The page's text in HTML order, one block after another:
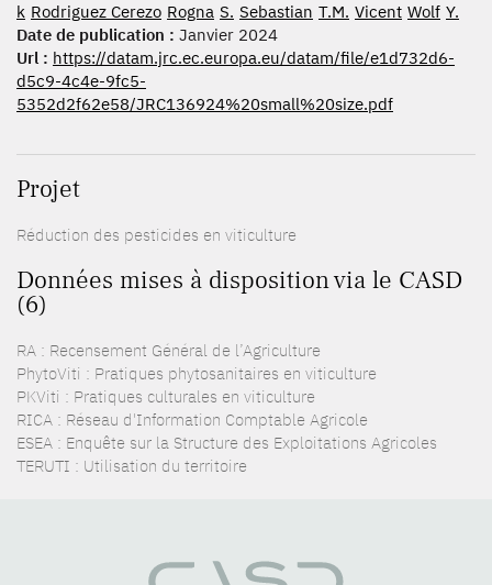
k Rodriguez Cerezo Rogna S. Sebastian T.M. Vicent Wolf Y.
Date de publication : Janvier 2024
Url : https://datam.jrc.ec.europa.eu/datam/file/e1d732d6-
d5c9-4c4e-9fc5-
5352d2f62e58/JRC136924%20small%20size.pdf
Projet
Réduction des pesticides en viticulture
Données mises à disposition via le CASD
(6)
RA : Recensement Général de l’Agriculture
PhytoViti : Pratiques phytosanitaires en viticulture
PKViti : Pratiques culturales en viticulture
RICA : Réseau d'Information Comptable Agricole
ESEA : Enquête sur la Structure des Exploitations Agricoles
TERUTI : Utilisation du territoire